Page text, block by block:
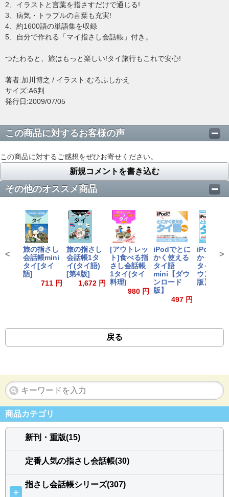
2、イラストと言葉を指さすだけで通じる!
3、病気・トラブルの言葉も充実!
4、約1600語の単語集を収録
5、自分で作れる「マイ指さし会話帳」付き。
つたわると、旅はもっと楽しい!タイ旅行もこれで安心!
著者:加川博之 / イラスト:むろふしかえ
サイズ:A6判
発行日:2009/07/05
この商品に対するお客様の声
この商品に対するご感想をぜひお寄せください。
新規コメントを書き込む
その他のオススメ商品
旅の指さし
会話帳mini
タイ[タイ
語]
711 円
旅の指さし
会話帳1タ
イ(タイ語)
[第4版]
1,672 円
[アウトレッ
ト]食べる指
さし会話帳
1タイ(タイ
料理)
980 円
iPodでとに
かく使える
タイ語
mini【ダウ
ンロード
版】
497 円
iPodでと
かく使え
タイ語【
ウンロー
版】
< >
戻る
商品カテゴリ
新刊・重版(15)
定番人気の指さし会話帳(30)
＋
指さし会話帳シリーズ(307)